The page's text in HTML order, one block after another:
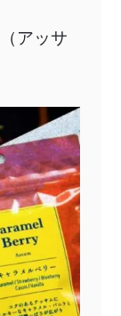
アッサ